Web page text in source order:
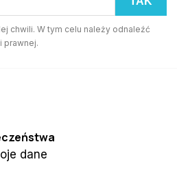
chwili. W tym celu należy odnaleźć
prawnej.
dane